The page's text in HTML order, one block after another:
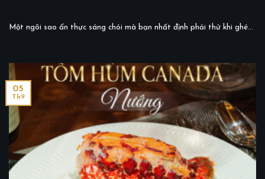
Một ngôi sao ẩn thực sáng chói mà bạn nhất định phải thử khi ghé...
05
Th9